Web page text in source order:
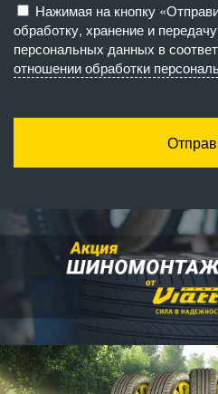
Нажимая на кнопку
обработку, хранение и
персональных данных в
отношении обработки